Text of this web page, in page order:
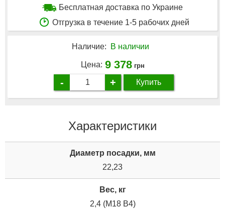
Бесплатная доставка по Украине
Отгрузка в течение 1-5 рабочих дней
Наличие: В наличии
Цена: 9 378 грн
- + Купить
Характеристики
Диаметр посадки, мм
22,23
Вес, кг
2,4 (M18 B4)